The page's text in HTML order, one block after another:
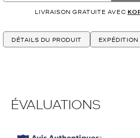
LIVRAISON GRATUITE AVEC
DÉTAILS DU PRODUIT EXPÉDITION